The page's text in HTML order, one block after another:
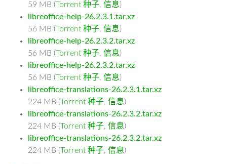
59 MB (Torrent 种子, 信息)
libreoffice-help-26.2.3.1.tar.xz
56 MB (Torrent 种子, 信息)
libreoffice-help-26.2.3.2.tar.xz
56 MB (Torrent 种子, 信息)
libreoffice-help-26.2.3.2.tar.xz
56 MB (Torrent 种子, 信息)
libreoffice-translations-26.2.3.1.tar.xz
224 MB (Torrent 种子, 信息)
libreoffice-translations-26.2.3.2.tar.xz
224 MB (Torrent 种子, 信息)
libreoffice-translations-26.2.3.2.tar.xz
224 MB (Torrent 种子, 信息)